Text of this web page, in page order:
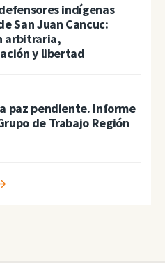
indígenas
San Juan Cancuc:
arbitraria,
y libertad
paz pendiente. Informe
de Trabajo Región